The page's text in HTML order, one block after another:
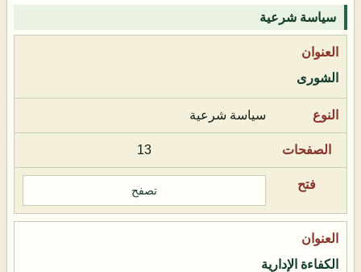
سياسة شرعية
الشورى
سياسة شرعية
13
تصفح
الكفاءة الإدارية